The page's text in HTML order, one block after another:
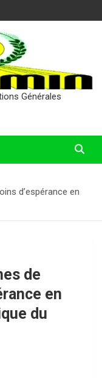
Générales
d’espérance en
de
en
du